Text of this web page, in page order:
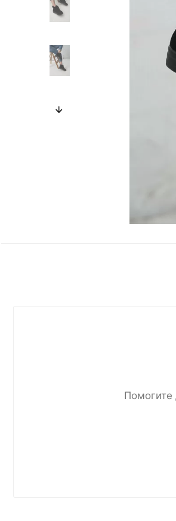
Помогите